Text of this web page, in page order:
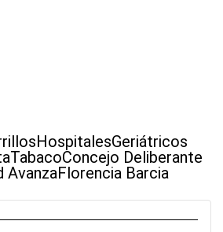
HospitalesGeriátricos
TabacoConcejo Deliberante
AvanzaFlorencia Barcia